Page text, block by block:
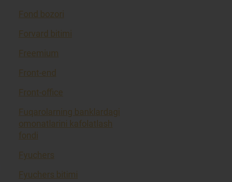
Fond bozori
Forvard bitimi
Freemium
Front-end
Front-office
Fuqarolarning banklardagi
omonatlarini kafolatlash
fondi
Fyuchers
Fyuchers bitimi